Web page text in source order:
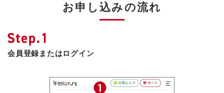
お申し込みの流れ
会員登録またはログイン